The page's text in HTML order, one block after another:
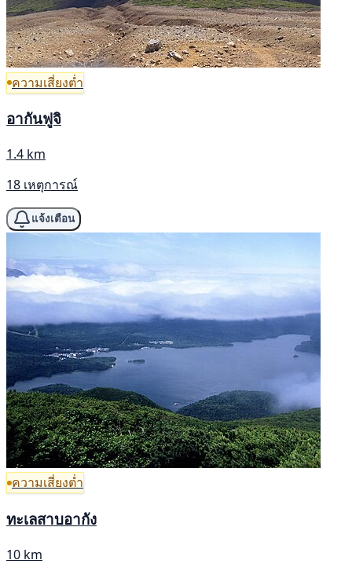
ความเสี่ยงต่ำ
อากันฟูจิ
1.4 km
18 เหตุการณ์
แจ้งเตือน
ความเสี่ยงต่ำ
ทะเลสาบอากัง
10 km